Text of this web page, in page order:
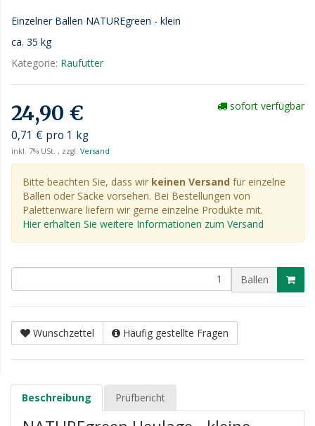
Einzelner Ballen NATUREgreen - klein
ca. 35 kg
Kategorie: Raufutter
24,90 €
0,71 € pro 1 kg
inkl. 7% USt. , zzgl. Versand
sofort verfügbar
Bitte beachten Sie, dass wir keinen Versand für einzelne
Ballen oder Säcke vorsehen. Bei Bestellungen von
Palettenware liefern wir gerne einzelne Produkte mit.
Hier erhalten Sie weitere Informationen zum Versand
Ballen
Wunschzettel Häufig gestellte Fragen
Beschreibung Prüfbericht